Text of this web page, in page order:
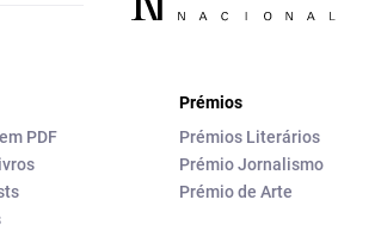
PDF
Prémios
Prémios Literários
Prémio Jornalismo
Prémio de Arte